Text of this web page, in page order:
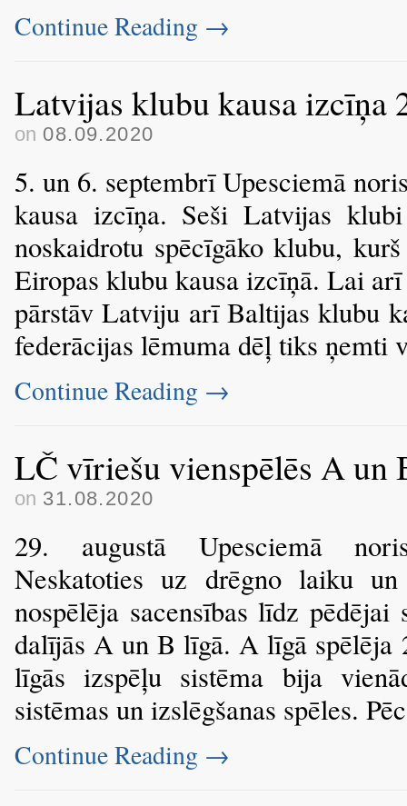
Continue Reading →
Latvijas klubu kausa izcīņa
on 08.09.2020
5. un 6. septembrī Upesciemā
kausa izcīņa. Seši Latvijas
noskaidrotu spēcīgāko klubu,
Eiropas klubu kausa izcīņā. Lai
pārstāv Latviju arī Baltijas klubu
federācijas lēmuma dēļ tiks
Continue Reading →
LČ vīriešu vienspēlēs A un
on 31.08.2020
29. augustā Upesciemā
Neskatoties uz drēgno laiku
nospēlēja sacensības līdz
dalījās A un B līgā. A līgā
līgās izspēļu sistēma bija
sistēmas un izslēgšanas spēles.
Continue Reading →